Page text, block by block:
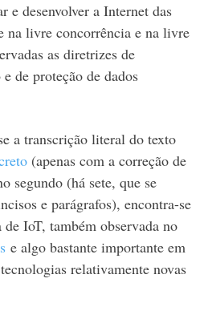
e desenvolver a Internet das
na livre concorrência e na livre
as diretrizes de
de proteção de dados
a transcrição literal do texto
(apenas com a correção de
segundo (há sete, que se
e parágrafos), encontra-se
IoT, também observada no
e algo bastante importante em
relativamente novas